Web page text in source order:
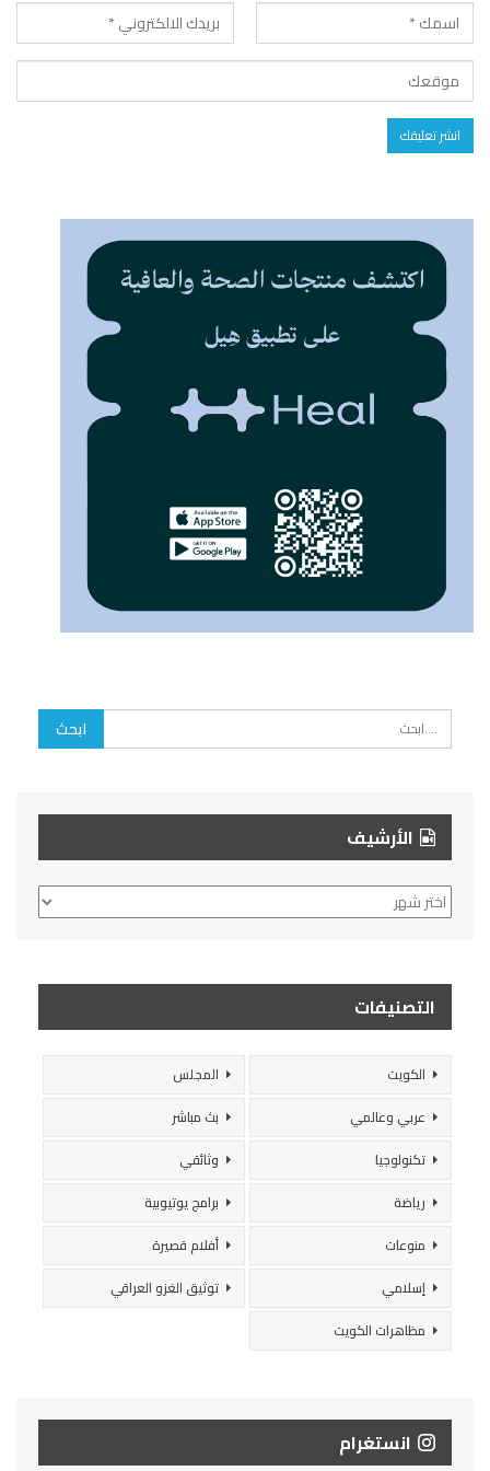
الأرشيف
الأرشيف
التصنيفات
الكويت
المجلس
عربي وعالمي
بث مباشر
تكنولوجيا
وثائقي
رياضة
برامج يوتيوبية
منوعات
أفلام قصيرة
إسلامي
توثيق الغزو العراقي
مظاهرات الكويت
انستغرام